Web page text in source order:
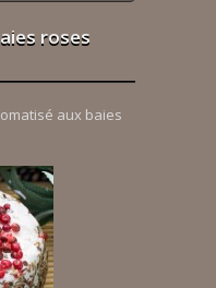
roses
aux baies